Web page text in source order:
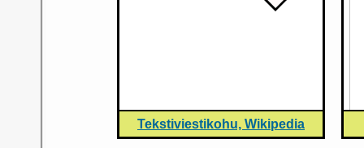
Tekstiviestikohu, Wikipedia